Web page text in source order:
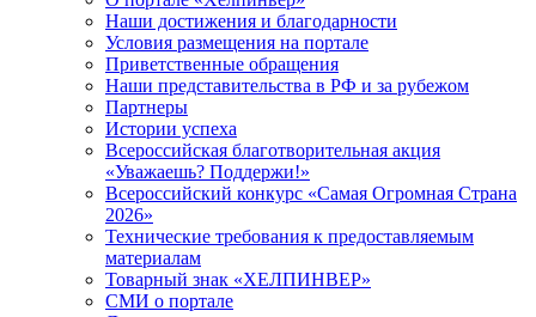
Наши достижения и благодарности
Условия размещения на портале
Приветственные обращения
Наши представительства в РФ и за рубежом
Партнеры
Истории успеха
Всероссийская благотворительная акция
«Уважаешь? Поддержи!»
Всероссийский конкурс «Самая Огромная Страна
2026»
Технические требования к предоставляемым
материалам
Товарный знак «ХЕЛПИНВЕР»
СМИ о портале